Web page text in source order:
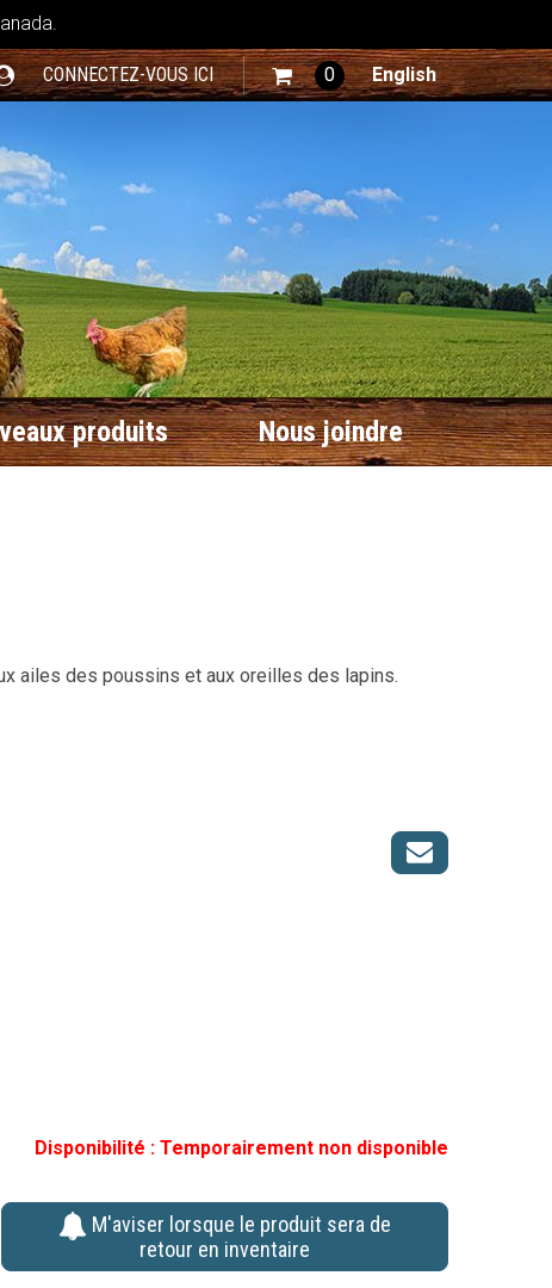
CONNECTEZ-VOUS ICI 0 English
produits Nous joindre
ailes des poussins et aux oreilles des lapins.
Disponibilité :Temporairement non disponible
M'aviser lorsque le produit sera de
retour en inventaire